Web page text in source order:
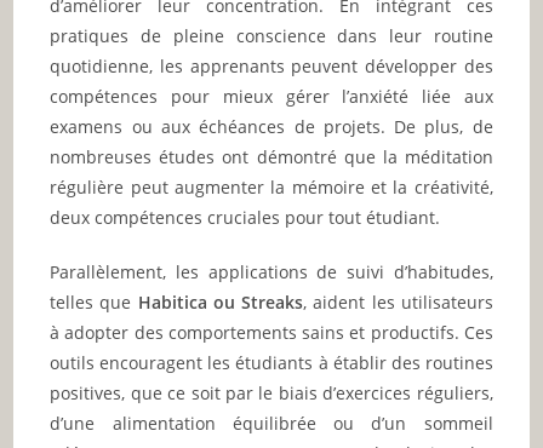
d’améliorer leur concentration. En intégrant ces
pratiques de pleine conscience dans leur routine
quotidienne, les apprenants peuvent développer des
compétences pour mieux gérer l’anxiété liée aux
examens ou aux échéances de projets. De plus, de
nombreuses études ont démontré que la méditation
régulière peut augmenter la mémoire et la créativité,
deux compétences cruciales pour tout étudiant.
Parallèlement, les applications de suivi d’habitudes,
telles que Habitica ou Streaks, aident les utilisateurs
à adopter des comportements sains et productifs. Ces
outils encouragent les étudiants à établir des routines
positives, que ce soit par le biais d’exercices réguliers,
d’une alimentation équilibrée ou d’un sommeil